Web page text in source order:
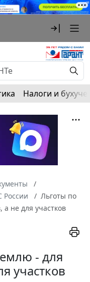
Налоги и
Льготы по
не для участков
- для
участков